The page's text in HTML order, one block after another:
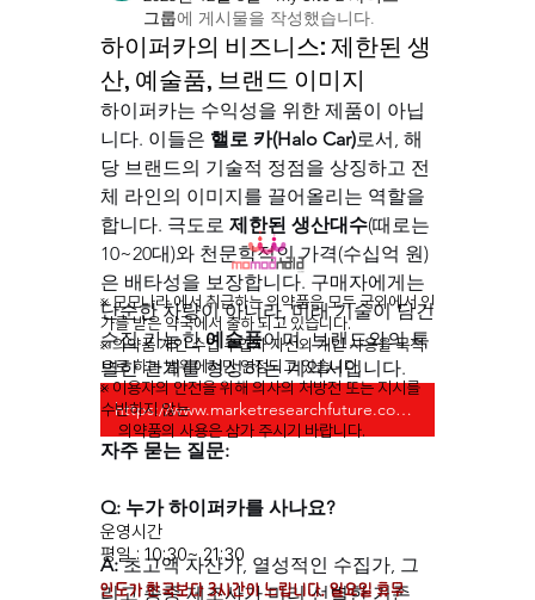
그룹에 게시물을 작성했습니다.
하이퍼카의 비즈니스: 제한된 생
산, 예술품, 브랜드 이미지
하이퍼카는 수익성을 위한 제품이 아닙
니다. 이들은 핼로 카(Halo Car)로서, 해
당 브랜드의 기술적 정점을 상징하고 전
체 라인의 이미지를 끌어올리는 역할을
합니다. 극도로 제한된 생산대수(때로는
10~20대)와 천문학적인 가격(수십억 원)
은 배타성을 보장합니다. 구매자에게는
단순한 차량이 아니라, 미래 기술이 담긴
수집 가능한 예술품이며, 브랜드와의 특
별한 관계를 형성하는 계약서입니다.
https://www.marketresearchfuture.com/reports/hyper-car-market-7945
자주 묻는 질문:
Q: 누가 하이퍼카를 사나요?
A: 초고액 자산가, 열성적인 수집가, 그
리고 종종 제조사가 미리 선별한 기존
※ 모모나라 에서 취급하는 의약품은 모두 국외에서 인
가를 받은 약국에서 출하 되고 있습니다.
※ 의약품 개인 수입 수입자 자신의 개인 사용을 목적
으로 하는 범위에서만 인정되고 있습니다.
※ 이용자의 안전을 위해 의사의 처방전 또는 지시를
수반하지 않는
의약품의 사용은 삼가 주시기 바랍니다.
운영시간
평일 : 10:30~ 21:30
​인도가 한국보다 3시간이 느립니다. ​일요일 휴무